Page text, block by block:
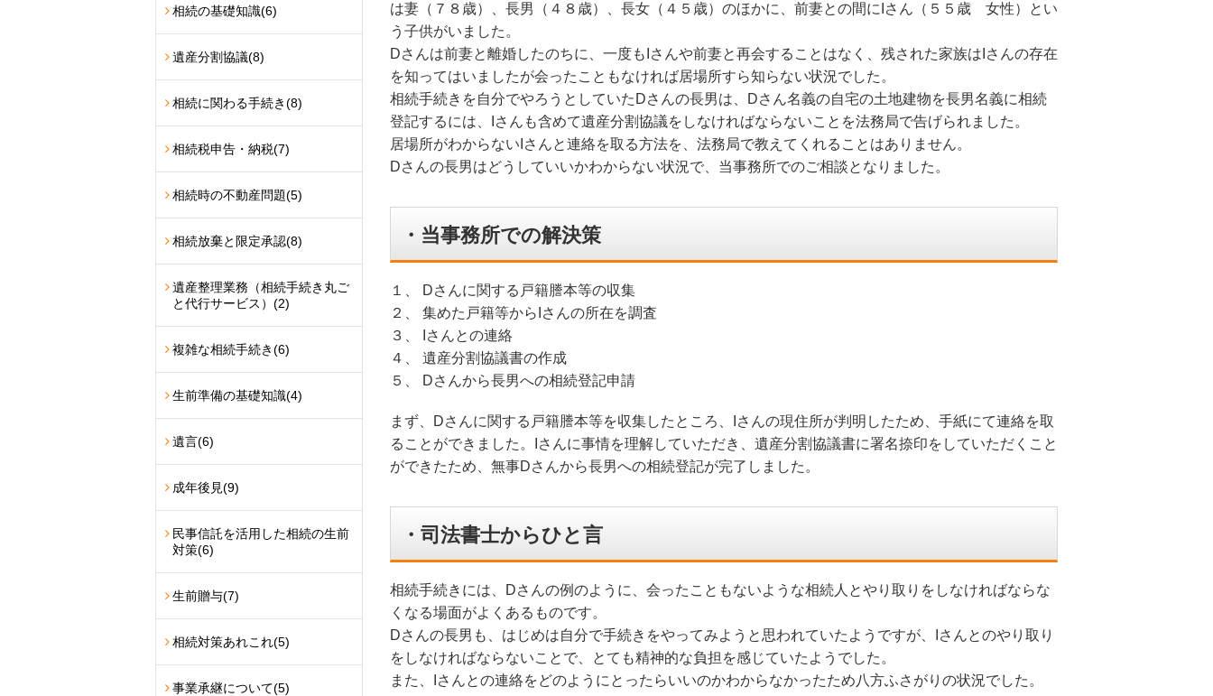
は妻（７８歳）、長男（４８歳）、長女（４５歳）のほかに、前妻との間にIさん（５５歳 女性）とい
う子供がいました。
Dさんは前妻と離婚したのちに、一度もIさんや前妻と再会することはなく、残された家族はIさんの存在
を知ってはいましたが会ったこともなければ居場所すら知らない状況でした。
相続手続きを自分でやろうとしていたDさんの長男は、Dさん名義の自宅の土地建物を長男名義に相続
登記するには、Iさんも含めて遺産分割協議をしなければならないことを法務局で告げられました。
居場所がわからないIさんと連絡を取る方法を、法務局で教えてくれることはありません。
Dさんの長男はどうしていいかわからない状況で、当事務所でのご相談となりました。
・当事務所での解決策
１、 Dさんに関する戸籍謄本等の収集
２、 集めた戸籍等からIさんの所在を調査
３、 Iさんとの連絡
４、 遺産分割協議書の作成
５、 Dさんから長男への相続登記申請
まず、Dさんに関する戸籍謄本等を収集したところ、Iさんの現住所が判明したため、手紙にて連絡を取
ることができました。Iさんに事情を理解していただき、遺産分割協議書に署名捺印をしていただくこと
ができたため、無事Dさんから長男への相続登記が完了しました。
・司法書士からひと言
相続手続きには、Dさんの例のように、会ったこともないような相続人とやり取りをしなければならな
くなる場面がよくあるものです。
Dさんの長男も、はじめは自分で手続きをやってみようと思われていたようですが、Iさんとのやり取り
をしなければならないことで、とても精神的な負担を感じていたようでした。
また、Iさんとの連絡をどのようにとったらいいのかわからなかったため八方ふさがりの状況でした。
相続の基礎知識(6)
遺産分割協議(8)
相続に関わる手続き(8)
相続税申告・納税(7)
相続時の不動産問題(5)
相続放棄と限定承認(8)
遺産整理業務（相続手続き丸ご
と代行サービス） (2)
複雑な相続手続き(6)
生前準備の基礎知識(4)
遺言(6)
成年後見(9)
民事信託を活用した相続の生前
対策(6)
生前贈与(7)
相続対策あれこれ(5)
事業承継について(5)